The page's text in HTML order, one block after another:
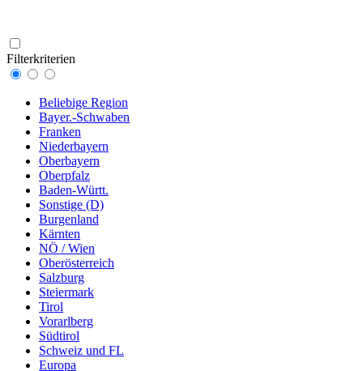
Filterkriterien
Beliebige Region
Bayer.-Schwaben
Franken
Niederbayern
Oberbayern
Oberpfalz
Baden-Württ.
Sonstige (D)
Burgenland
Kärnten
NÖ / Wien
Oberösterreich
Salzburg
Steiermark
Tirol
Vorarlberg
Südtirol
Schweiz und FL
Europa